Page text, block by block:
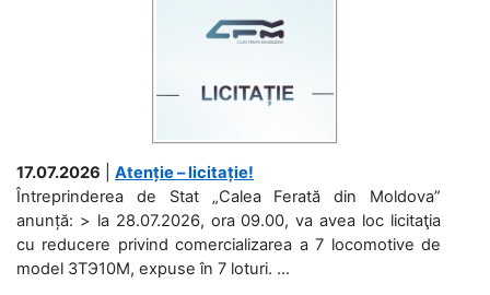
17.07.2026
Atenție – licitație!
Întreprinderea de Stat „Calea Ferată din Moldova”
anunță: > la 28.07.2026, ora 09.00, va avea loc licitaţia
cu reducere privind comercializarea a 7 locomotive de
model 3ТЭ10М, expuse în 7 loturi. ...